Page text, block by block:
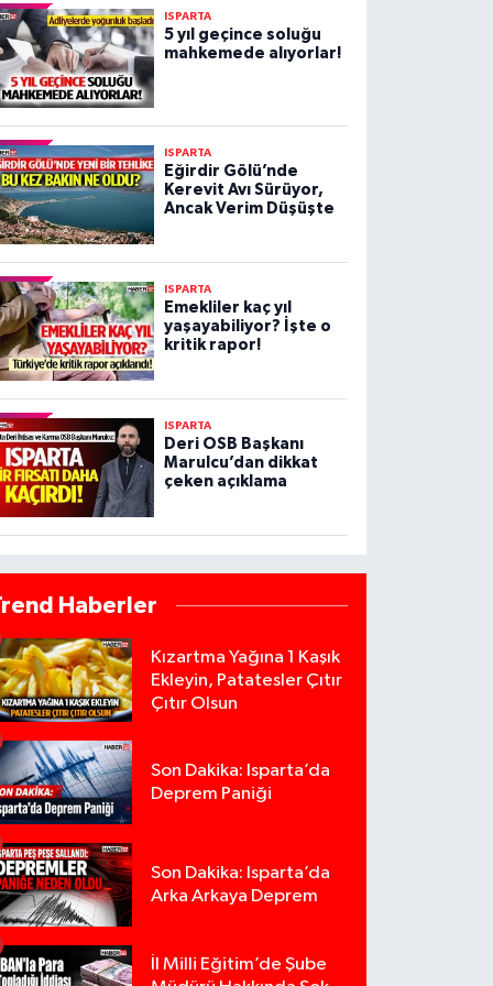
ISPARTA
5 yıl geçince soluğu
mahkemede alıyorlar!
ISPARTA
Eğirdir Gölü’nde
Kerevit Avı Sürüyor,
Ancak Verim Düşüşte
ISPARTA
Emekliler kaç yıl
yaşayabiliyor? İşte o
kritik rapor!
ISPARTA
Deri OSB Başkanı
Marulcu’dan dikkat
çeken açıklama
Haberler
Kızartma Yağına 1 Kaşık
Ekleyin, Patatesler Çıtır
Çıtır Olsun
Son Dakika: Isparta’da
Deprem Paniği
Son Dakika: Isparta’da
Arka Arkaya Deprem
İl Milli Eğitim’de Şube